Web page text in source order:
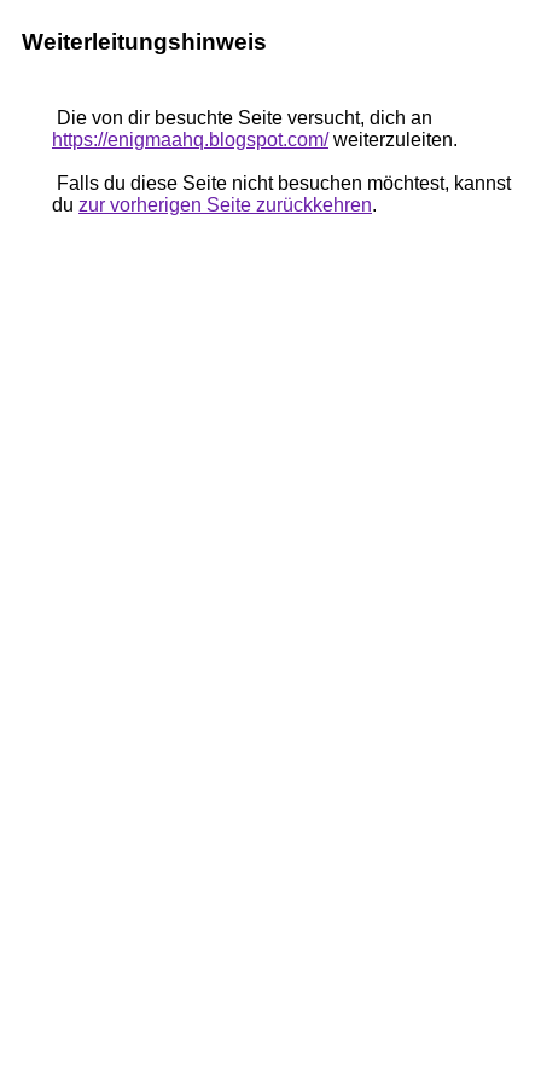
Weiterleitungshinweis
Die von dir besuchte Seite versucht, dich an
https://enigmaahq.blogspot.com/weiterzuleiten.
Falls du diese Seite nicht besuchen möchtest, kannst
du zur vorherigen Seite zurückkehren.